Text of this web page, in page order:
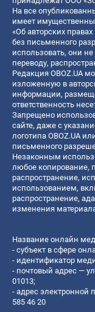
На все
имеет
«Об авторских
без письменного
использовать, они
переводу,
Редакция OBOZ.UA
изложенную в
информации,
ответственность
Запрещено
сайте, даже с
логотипа OBOZ.UA
письменного
Незаконным
любое копирование,
распространение,
использованием,
распространение,
изменения
Название онлайн
- субъект в сфере
- идентификатор
- почтовый адрес —
01013;
- адрес электронной
585 46 20